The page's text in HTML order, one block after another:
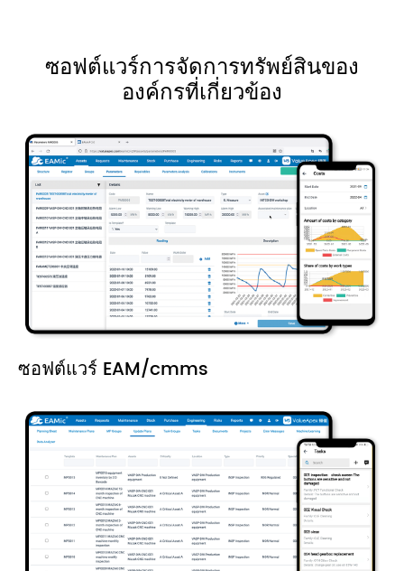
ซอฟต์แวร์การจัดการทรัพย์สินของ
องค์กรที่เกี่ยวข้อง
ซอฟต์แวร์ EAM/cmms